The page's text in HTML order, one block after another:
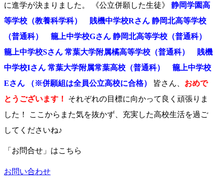
に進学が決まりました。 《公立併願した生徒》 静岡学園高
等学校（教養科学科） 賎機中学校Rさん 静岡北高等学校
（普通科） 籠上中学校Gさん 静岡北高等学校（普通科）
籠上中学校Sさん 常葉大学附属橘高等学校（普通科） 賎機
中学校Iさん 常葉大学附属常葉高校（普通科） 籠上中学校
Eさん （※併願組は全員公立高校に合格）
皆さん、 おめで
とうございます！
それぞれの目標に向かって良く頑張りま
した！ ここからまた気を抜かず、充実した高校生活を過ご
してくださいね♪
「お問合せ」はこちら
お問い合わせ